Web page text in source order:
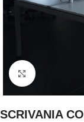
Clicca per
SCRIVANIA